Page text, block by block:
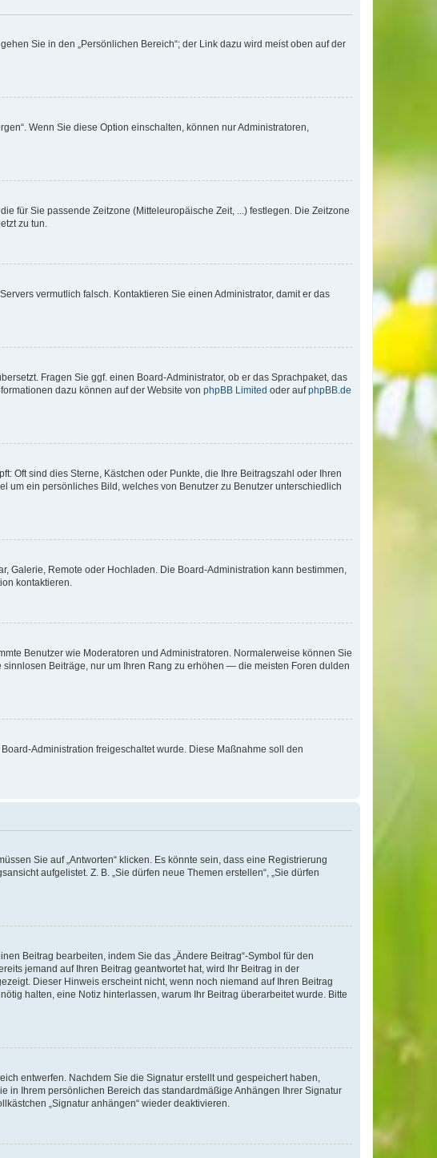
Sie in den „Persönlichen Bereich“; der Link dazu wird meist oben auf der
Wenn Sie diese Option einschalten, können nur Administratoren,
für Sie passende Zeitzone (Mitteleuropäische Zeit, ...) festlegen. Die Zeitzone
zu tun.
vermutlich falsch. Kontaktieren Sie einen Administrator, damit er das
Fragen Sie ggf. einen Board-Administrator, ob er das Sprachpaket, das
dazu können auf der Website von phpBB Limited oder aufphpBB.de
Oft sind dies Sterne, Kästchen oder Punkte, die Ihre Beitragszahl oder Ihren
um ein persönliches Bild, welches von Benutzer zu Benutzer unterschiedlich
Galerie, Remote oder Hochladen. Die Board-Administration kann bestimmen,
kontaktieren.
Benutzer wie Moderatoren und Administratoren. Normalerweise können Sie
Beiträge, nur um Ihren Rang zu erhöhen — die meisten Foren dulden
Administration freigeschaltet wurde. Diese Maßnahme soll den
Sie auf „Antworten“ klicken. Es könnte sein, dass eine Registrierung
aufgelistet. Z. B. „Sie dürfen neue Themen erstellen“, „Sie dürfen
Beitrag bearbeiten, indem Sie das „Ändere Beitrag“-Symbol für den
jemand auf Ihren Beitrag geantwortet hat, wird Ihr Beitrag in der
Dieser Hinweis erscheint nicht, wenn noch niemand auf Ihren Beitrag
halten, eine Notiz hinterlassen, warum Ihr Beitrag überarbeitet wurde. Bitte
entwerfen. Nachdem Sie die Signatur erstellt und gespeichert haben,
in Ihrem persönlichen Bereich das standardmäßige Anhängen Ihrer Signatur
„Signatur anhängen“ wieder deaktivieren.